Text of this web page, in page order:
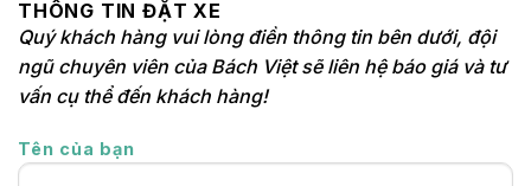
THÔNG TIN ĐẶT XE
Quý khách hàng vui lòng điền thông tin bên dưới, đội
ngũ chuyên viên của Bách Việt sẽ liên hệ báo giá và tư
vấn cụ thể đến khách hàng!
Tên của bạn